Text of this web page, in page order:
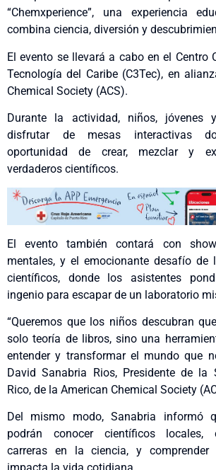
“Chemxperience”, una experiencia
combina ciencia, diversión y
El evento se llevará a cabo en el Centro
Tecnología del Caribe (C3Tec), en
Chemical Society (ACS).
Durante la actividad, niños, jóvenes
disfrutar de mesas interactivas
oportunidad de crear, mezclar y
verdaderos científicos.
El evento también contará con
mentales, y el emocionante desafío de
científicos, donde los asistentes
ingenio para escapar de un laboratorio
“Queremos que los niños descubran
solo teoría de libros, sino una
entender y transformar el mundo que
David Sanabria Rios, Presidente de la
Rico, de la American Chemical Society
Del mismo modo, Sanabria informó
podrán conocer científicos locales,
carreras en la ciencia, y